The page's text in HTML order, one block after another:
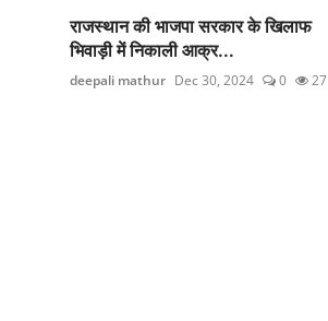
राजस्थान की भाजपा सरकार के खिलाफ
भिवाड़ी में निकाली आक्र...
deepali mathur Dec 30, 2024 0 27